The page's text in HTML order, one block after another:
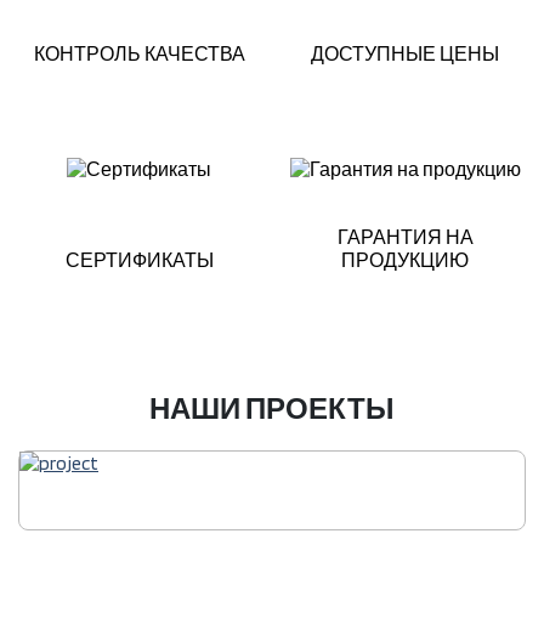
КОНТРОЛЬ КАЧЕСТВА ДОСТУПНЫЕ ЦЕНЫ
СЕРТИФИКАТЫ
ГАРАНТИЯ НА
ПРОДУКЦИЮ
НАШИ ПРОЕКТЫ